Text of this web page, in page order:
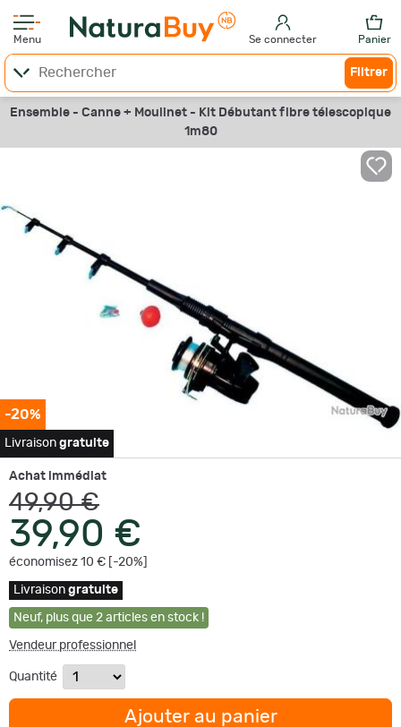
Menu Se connecter Panier
Filtrer
Ensemble - Canne + Moulinet - Kit Débutant fibre télescopique
1m80
-20%
Livraison gratuite
Achat immédiat
49,90 €
39,90 €
économisez 10 € [-20%]
Livraison gratuite
Neuf, plus que 2 articles en stock !
Vendeur professionnel
Quantité
Ajouter au panier